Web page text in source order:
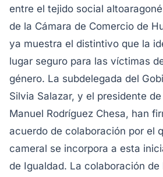
entre el tejido social
de la Cámara de Comercio de
ya muestra el distintivo que la
lugar seguro para las víctimas
género. La subdelegada del
Silvia Salazar, y el presidente
Manuel Rodríguez Chesa, han
acuerdo de colaboración por el
cameral se incorpora a esta
de Igualdad. La colaboración de